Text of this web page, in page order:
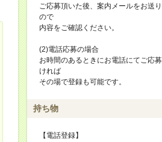
ご応募頂いた後、案内メールをお送
ので
内容をご確認ください。
(2)電話応募の場合
お時間のあるときにお電話にてご応
ければ
その場で登録も可能です。
持ち物
【電話登録】